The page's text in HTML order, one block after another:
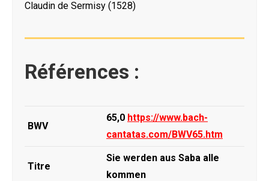
Claudin de Sermisy (1528)
Références :
BWV
65,0 https://www.bach-
cantatas.com/BWV65.htm
Titre
Sie werden aus Saba alle
kommen